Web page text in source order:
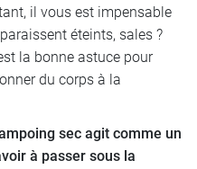
il vous est impensable
éteints, sales ?
la bonne astuce pour
du corps à la
sec agit comme un
à passer sous la